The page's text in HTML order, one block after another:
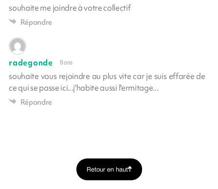
souhaite me joindre à votre collectif
Répondre
radegonde 8 ans
souhaite vous rejoindre au plus vite car je suis effarée de
ce qui se passe ici...j'habite aussi l'ermitage...
Répondre
Retour en haut